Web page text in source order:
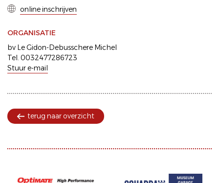
online inschrijven
ORGANISATIE
bv Le Gidon-Debusschere Michel
Tel. 0032477286723
Stuur e-mail
terug naar overzicht